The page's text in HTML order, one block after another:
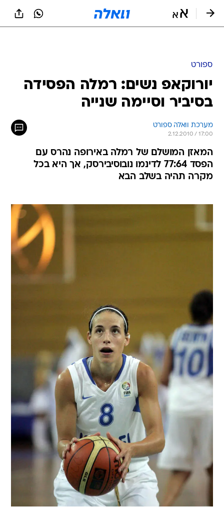
ספורט
יורוקאפ נשים: רמלה הפסידה
בסיביר וסיימה שנייה
מערכת וואלה ספורט
2.12.2010 / 17:00
המאזן המושלם של רמלה באירופה נהרס עם
הפסד 77:64 לדינמו נובוסיבירסק, אך היא בכל
מקרה תהיה בשלב הבא